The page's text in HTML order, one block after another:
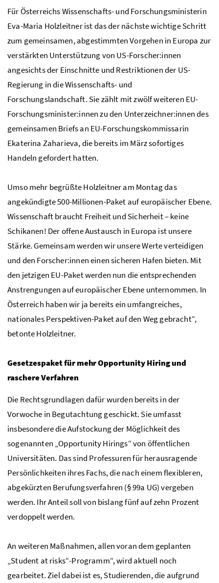
Für Österreichs Wissenschafts- und Forschungsministerin
Eva-Maria Holzleitner ist das der nächste wichtige Schritt
zum gemeinsamen, abgestimmten Vorgehen in Europa zur
verstärkten Unterstützung von US-Forscher:innen
angesichts der Einschnitte und Restriktionen der US-
Regierung in die Wissenschafts- und
Forschungslandschaft. Sie zählt mit zwölf weiteren EU-
Forschungsminister:innen zu den Unterzeichner:innen des
gemeinsamen Briefs an EU-Forschungskommissarin
Ekaterina Zaharieva, die bereits im März sofortiges
Handeln gefordert hatten.
Umso mehr begrüßte Holzleitner am Montag das
angekündigte 500-Millionen-Paket auf europäischer Ebene.
Wissenschaft braucht Freiheit und Sicherheit – keine
Schikanen! Der offene Austausch in Europa ist unsere
Stärke. Gemeinsam werden wir unsere Werte verteidigen
und den Forscher:innen einen sicheren Hafen bieten. Mit
den jetzigen EU-Paket werden nun die entsprechenden
Anstrengungen auf europäischer Ebene unternommen. In
Österreich haben wir ja bereits ein umfangreiches,
nationales Perspektiven-Paket auf den Weg gebracht“,
betonte Holzleitner.
Gesetzespaket für mehrOpportunity Hiringund
raschere Verfahren
Die Rechtsgrundlagen dafür wurden bereits in der
Vorwoche in Begutachtung geschickt. Sie umfasst
insbesondere die Aufstockung der Möglichkeit des
sogenannten „Opportunity Hirings“ von öffentlichen
Universitäten. Das sind Professuren für herausragende
Persönlichkeiten ihres Fachs, die nach einem flexibleren,
abgekürzten Berufungsverfahren (§99a UG) vergeben
werden. Ihr Anteil soll von bislang fünf auf zehn Prozent
verdoppelt werden.
An weiteren Maßnahmen, allen voran dem geplanten
„Student at risks“-Programm“, wird aktuell noch
gearbeitet. Ziel dabei ist es, Studierenden, die aufgrund